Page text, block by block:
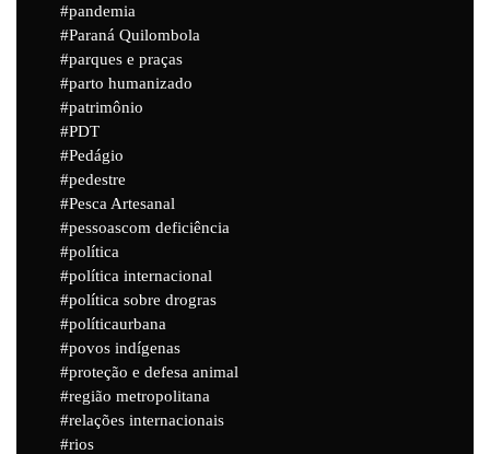
pandemia
Paraná Quilombola
parques e praças
parto humanizado
patrimônio
PDT
Pedágio
pedestre
Pesca Artesanal
pessoascom deficiência
política
política internacional
política sobre drogras
políticaurbana
povos indígenas
proteção e defesa animal
região metropolitana
relações internacionais
rios